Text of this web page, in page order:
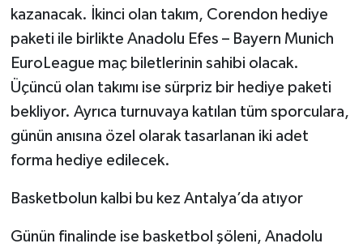
kazanacak. İkinci olan takım, Corendon hediye
paketi ile birlikte Anadolu Efes – Bayern Munich
EuroLeague maç biletlerinin sahibi olacak.
Üçüncü olan takımı ise sürpriz bir hediye paketi
bekliyor. Ayrıca turnuvaya katılan tüm sporculara,
günün anısına özel olarak tasarlanan iki adet
forma hediye edilecek.
Basketbolun kalbi bu kez Antalya’da atıyor
Günün finalinde ise basketbol şöleni, Anadolu